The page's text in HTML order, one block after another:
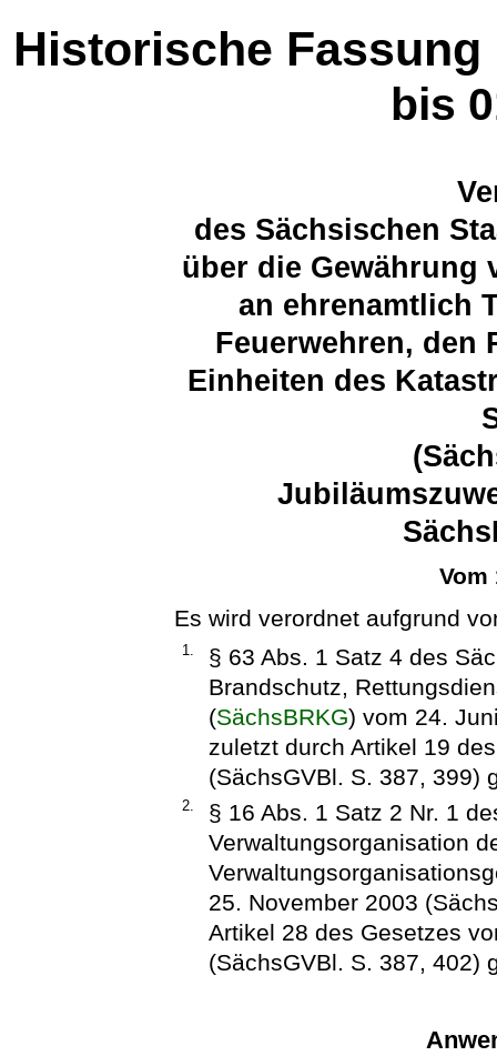
Historische Fassung
bis
des Sächsischen
über die Gewährung
an ehrenamtlich
Feuerwehren, den
Einheiten des
Vom
Es wird verordnet aufgrund
1.
§ 63 Abs. 1 Satz 4 des
Brandschutz,
(SächsBRKG) vom 24.
zuletzt durch Artikel 19
(SächsGVBl. S. 387, 399)
2.
§ 16 Abs. 1 Satz 2 Nr. 1
Verwaltungsorganisation
25. November 2003
Artikel 28 des Gesetzes
(SächsGVBl. S. 387, 402)